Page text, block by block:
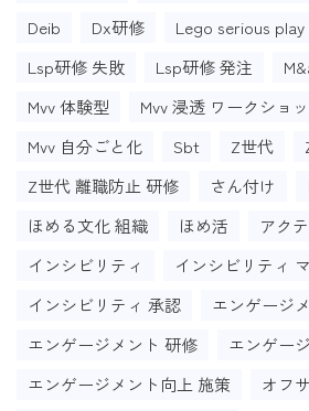
Deib
Dx研修 Lego serious play
Lsp研修 失敗
Lsp研修 発注
Mvv 体験型
Mvv 浸透 ワークショ
Mvv 自分ごと化
Sbt Z世代
Z世代 離職防止 研修
さん付け
ほめる文化 組織
ほめ活
アク
インシビリティ
インシビリティ
インシビリティ 承認
エンゲージ
エンゲージメント 研修
エンゲー
エンゲージメント向上 施策
オフ